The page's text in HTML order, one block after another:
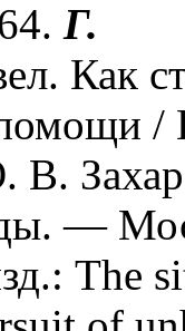
Г.
Как
/
В.
—
The